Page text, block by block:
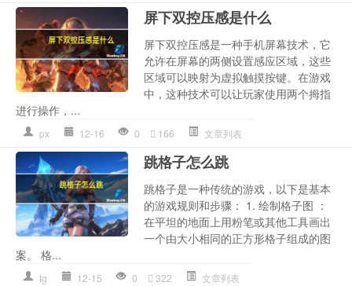
屏下双控压感是什么
屏下双控压感是一种手机屏幕技术，它
允许在屏幕的两侧设置感应区域，这些
区域可以映射为虚拟触摸按键。在游戏
中，这种技术可以让玩家使用两个拇指
进行操作，...
px 12-16 0 166 文章列表
跳格子怎么跳
跳格子是一种传统的游戏，以下是基本
的游戏规则和步骤： 1. 绘制格子图 ：
在平坦的地面上用粉笔或其他工具画出
一个由大小相同的正方形格子组成的图
案。 格...
tg 12-15 0 322 文章列表